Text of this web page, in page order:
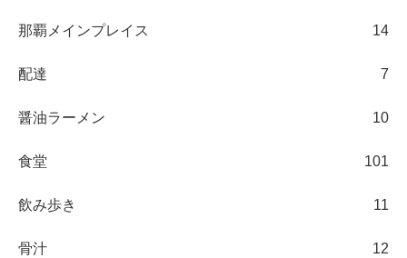
那覇メインプレイス 14
配達 7
醤油ラーメン 10
食堂 101
飲み歩き 11
骨汁 12